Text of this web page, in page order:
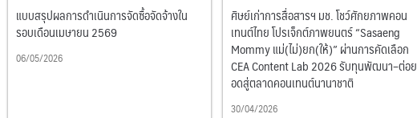
แบบสรุปผลการดำเนินการจัดซื้อจัดจ้างใน
รอบเดือนเมษายน 2569
06/05/2026
ศิษย์เก่าการสื่อสารฯ มช. โชว์ศักยภาพคอน
เทนต์ไทย โปรเจ็กต์ภาพยนตร์ “Sasaeng
Mommy แม่(ไม่)ยก(ให้)” ผ่านการคัดเลือก
CEA Content Lab 2026 รับทุนพัฒนา–ต่อย
อดสู่ตลาดคอนเทนต์นานาชาติ
30/04/2026